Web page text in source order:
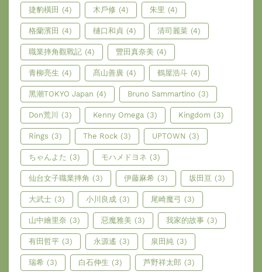
捷豹橫田 (4) 木戶修 (4) 朱里 (4)
格蘭濱田 (4) 樋口和貞 (4) 清司麗菜 (4)
職業摔角觀戰記 (4) 豐田真奈美 (4)
青柳亮生 (4) 髙山善廣 (4) 鶴屋浩斗 (4)
黑潮TOKYO Japan (4) Bruno Sammartino (3)
Don荒川 (3) Kenny Omega (3) Kingdom (3)
Rings (3) The Rock (3) UPTOWN (3)
ちゃんよた (3) モハメドヨネ (3)
仙台女子職業摔角 (3) 伊藤麻希 (3) 坂田亘 (3)
大武士 (3) 小川良成 (3) 尾崎魔弓 (3)
山中繪里奈 (3) 惡魔雅美 (3) 我家的故事 (3)
有田哲平 (3) 永源遙 (3) 泉田純 (3)
瑞希 (3) 白石伸生 (3) 芦野祥太郎 (3)